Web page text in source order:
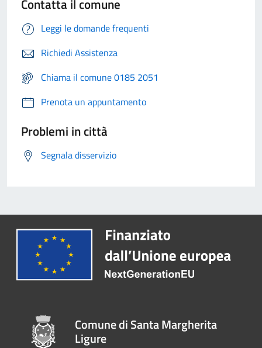
Contatta il comune
Leggi le domande frequenti
Richiedi Assistenza
Chiama il comune 0185 2051
Prenota un appuntamento
Problemi in città
Segnala disservizio
Comune di Santa Margherita
Ligure